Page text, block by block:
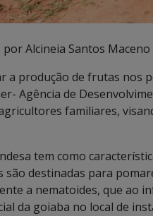
por Alcineia Santos Maceno
a produção de frutas nos
Agência de
familiares,
tem como
destinadas para
a nematoides, que ao
da goiaba no local de